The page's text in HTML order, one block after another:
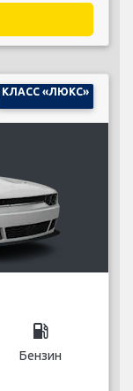
КЛАСС «ЛЮКС»
local_gas_station
Бензин